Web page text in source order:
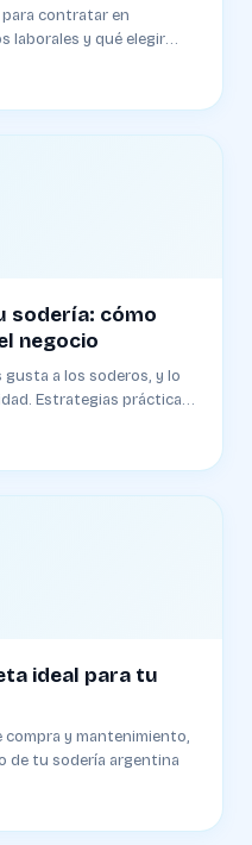
contratar en
laborales y qué elegir
sodería: cómo
negocio
gusta a los soderos, y lo
Estrategias prácticas
ideal para tu
compra y mantenimiento,
de tu sodería argentina